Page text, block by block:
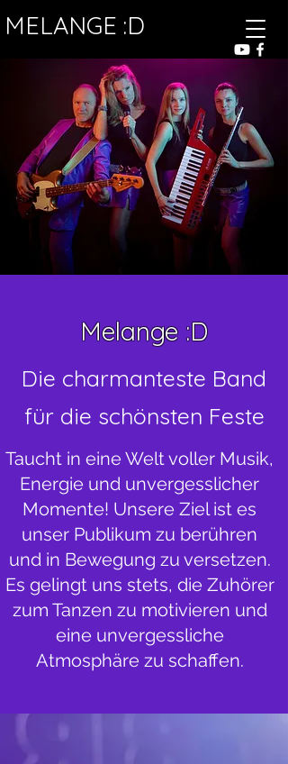
MELANGE :D
Melange :D
Die charmanteste Band
für die schönsten Feste
Taucht in eine Welt voller Musik,
Energie und unvergesslicher
Momente! Unsere Ziel ist es
unser Publikum zu berühren
und in Bewegung zu versetzen.
Es gelingt uns stets, die Zuhörer
zum Tanzen zu motivieren und
eine unvergessliche
Atmosphäre zu schaffen.